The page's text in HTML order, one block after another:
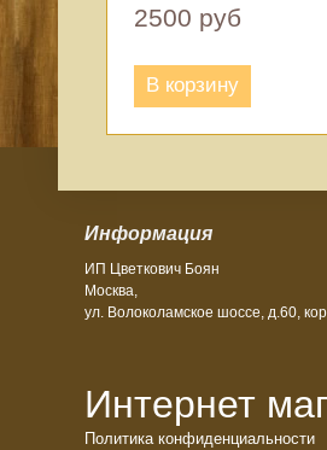
2500 руб
В корзину
Информация
ИП Цветкович Боян
Москва,
ул. Волоколамское шоссе, д.60,
Интернет
Политика конфиденциальности